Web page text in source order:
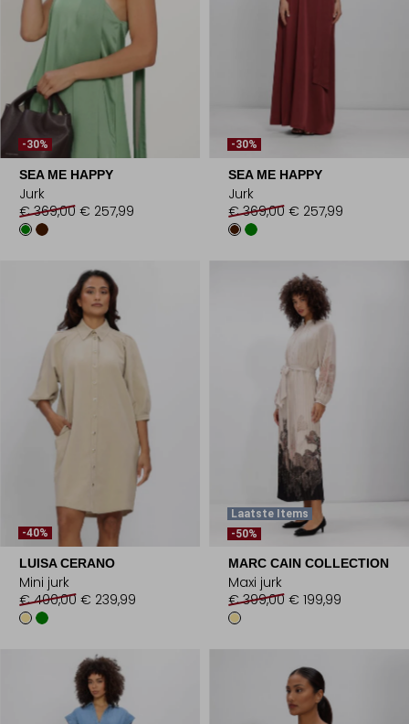
-30%
SEA ME HAPPY
Jurk
€ 369,00 € 257,99
-30%
SEA ME HAPPY
Jurk
€ 369,00 € 257,99
-40%
LUISA CERANO
Mini jurk
€ 400,00 € 239,99
Laatste Items
-50%
MARC CAIN COLLECTION
Maxi jurk
€ 399,00 € 199,99